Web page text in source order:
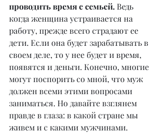
проводить время с семьей. Ведь
когда женщина устраивается на
работу, прежде всего страдают ее
дети. Если она будет зарабатывать в
своем деле, то у нее будет и время,
появятся и деньги. Конечно, многие
могут поспорить со мной, что муж
должен всеми этими вопросами
заниматься. Но давайте взглянем
правде в глаза: в какой стране мы
живем и с какими мужчинами.